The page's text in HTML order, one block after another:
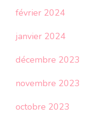
février 2024
janvier 2024
décembre 2023
novembre 2023
octobre 2023